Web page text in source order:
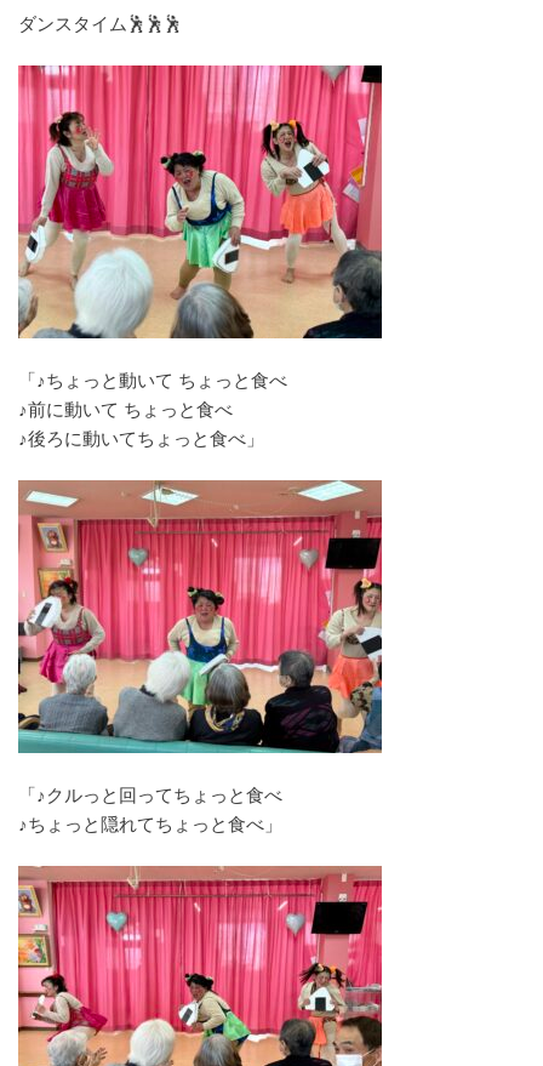
ダンスタイム🕺🕺🕺
「♪ちょっと動いて ちょっと食べ
♪前に動いて ちょっと食べ
♪後ろに動いてちょっと食べ」
「♪クルっと回ってちょっと食べ
♪ちょっと隠れてちょっと食べ」